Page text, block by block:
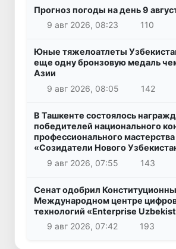
Прогноз погоды на день 9
9 авг 2026, 08:23
110
Юные тяжелоатлеты
еще одну бронзовую медаль
Азии
9 авг 2026, 08:05
142
В Ташкенте состоялось
победителей национального
профессионального мастерства
«Созидатели Нового
9 авг 2026, 07:55
143
Сенат одобрил
Международном центре
технологий «Enterprise
9 авг 2026, 07:42
193